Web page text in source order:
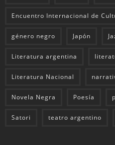
Encuentro Internacional de
género negro Japón
Literatura argentina
Literatura Nacional
Novela Negra Poesía
Satori teatro argentino